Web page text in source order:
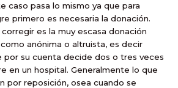
caso pasa lo mismo ya que para
primero es necesaria la donación.
es la muy escasa donación
anónima o altruista, es decir
por su cuenta decide dos o tres veces
en un hospital. Generalmente lo que
por reposición, osea cuando se